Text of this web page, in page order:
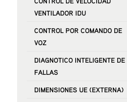
VENTILADOR IDU
CONTROL POR COMANDO DE
VOZ
DIAGNOTICO INTELIGENTE DE
FALLAS
DIMENSIONES UE (EXTERNA)